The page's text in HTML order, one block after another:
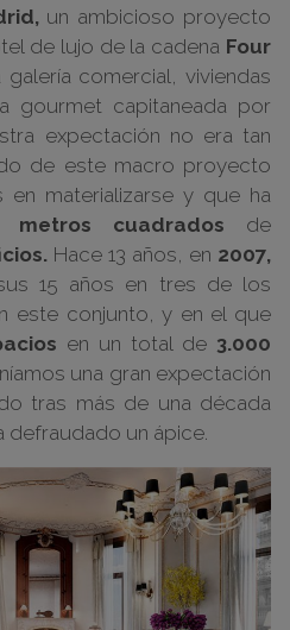
un ambicioso proyecto
de lujo de la cadena Four
galería comercial, viviendas
gourmet capitaneada por
expectación no era tan
de este macro proyecto
materializarse y que ha
metros cuadrados de
Hace 13 años, en 2007,
15 años en tres de los
este conjunto, y en el que
en un total de 3.000
una gran expectación
tras más de una década
defraudado un ápice.